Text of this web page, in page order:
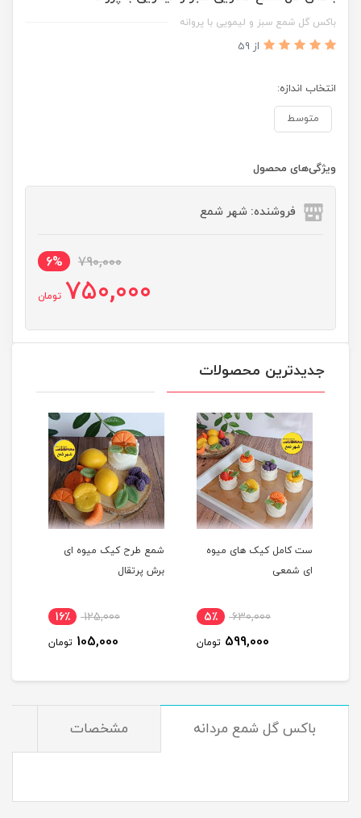
باکس گل شمع سبز و لیمویی با پروانه
از 59
انتخاب اندازه:
متوسط
ویژگی‌های محصول
فروشنده: شهر شمع
790,000
6%
750,000 تومان
جدیدترین محصولات
ست کامل کیک های میوه
ای شمعی
630,000 5٪
599,000 تومان
شمع طرح کیک میوه ای
برش پرتقال
125,000 16٪
105,000 تومان
باکس گل شمع مردانه مشخصات